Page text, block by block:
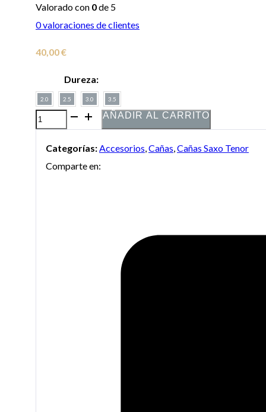
Valorado con 0de 5
0valoraciones de clientes
40,00€
Dureza:
2.0 2.5 3.0 3.5
Caña
Harry
Hartmann's
AÑADIR AL CARRITO
Categorías: Accesorios Cañas Cañas Saxo Tenor
Comparte en: